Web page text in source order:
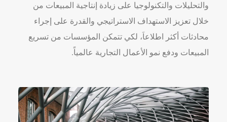
والتحليلات والتكنولوجيا على زيادة إنتاجية المبيعات من
خلال تعزيز الاستهداف الاستراتيجي والقدرة على إجراء
محادثات أكثر اطلاعاَ، لكي تتمكن المؤسسات من تسريع
المبيعات ودفع نمو الأعمال التجارية عالمياً.